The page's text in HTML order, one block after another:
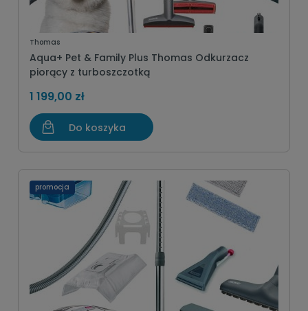
Thomas
Aqua+ Pet & Family Plus Thomas Odkurzacz
piorący z turboszczotką
1 199,00 zł
Do koszyka
promocja